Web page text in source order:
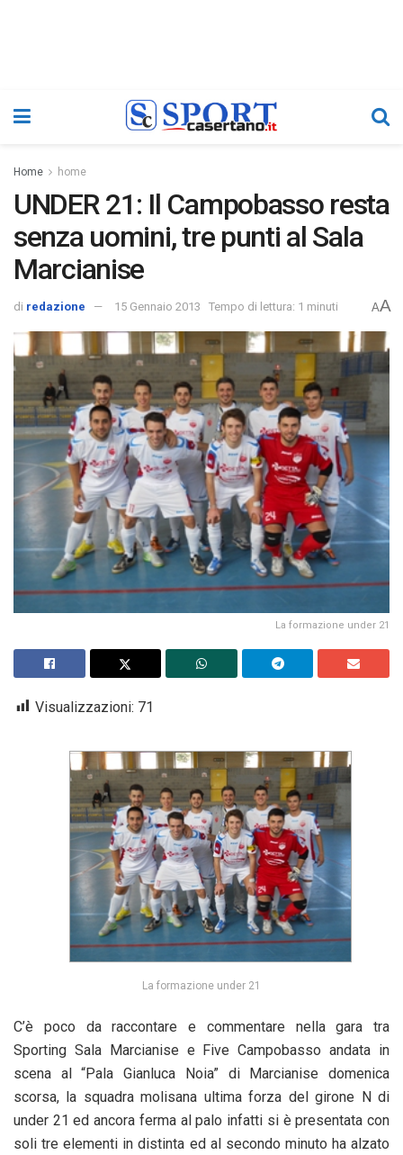
Home home
UNDER 21: Il Campobasso resta
senza uomini, tre punti al Sala
Marcianise
di redazione 15 Gennaio 2013 Tempo di lettura: 1 minuti AA
La formazione under 21
Visualizzazioni: 71
La formazione under 21
C’è poco da raccontare e commentare nella gara tra
Sporting Sala Marcianise e Five Campobasso andata in
scena al “Pala Gianluca Noia” di Marcianise domenica
scorsa, la squadra molisana ultima forza del girone N di
under 21 ed ancora ferma al palo infatti si è presentata con
soli tre elementi in distinta ed al secondo minuto ha alzato